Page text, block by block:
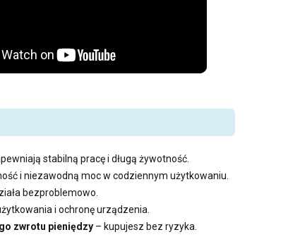
stabilną pracę i długą żywotność.
i niezawodną moc w codziennym użytkowaniu.
bezproblemowo.
i ochronę urządzenia.
zwrotu pieniędzy – kupujesz bez ryzyka.